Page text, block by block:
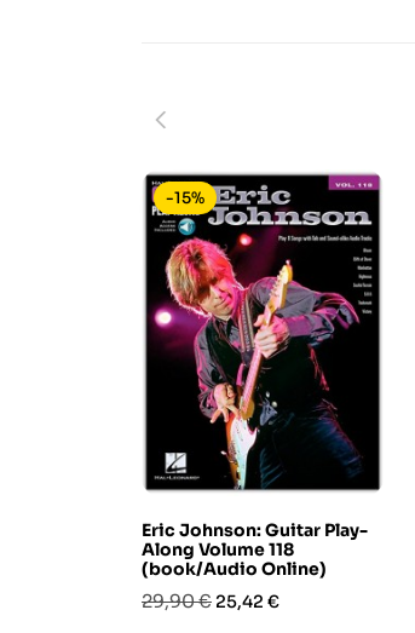
Eric Johnson: Guitar Play-
Along Volume 118
(book/Audio Online)
Prezzo
29,90 € Prezzo
25,42 €
-15%